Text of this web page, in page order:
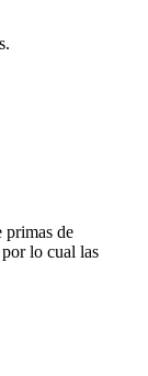
primas de
lo cual las